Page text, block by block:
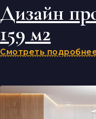
Дизайн
159 м2
Смотреть